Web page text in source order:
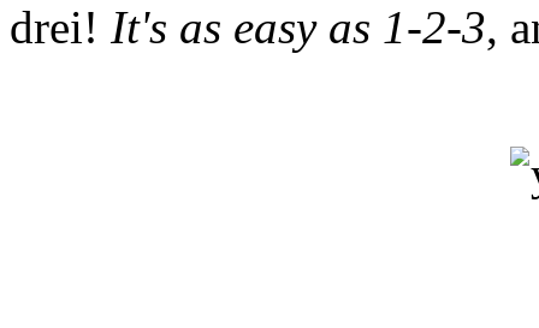
drei! It's as easy as 1-2-3,